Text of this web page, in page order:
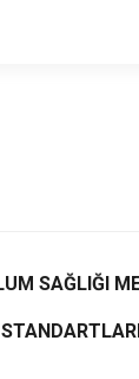
Küre
Pınarbaşı
SAĞLIĞI